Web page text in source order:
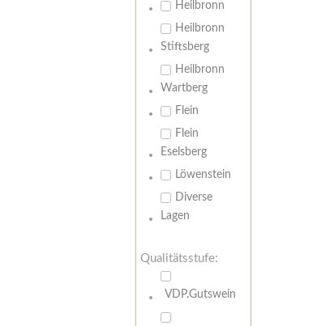
Heilbronn
Heilbronn
Stiftsberg
Heilbronn
Wartberg
Flein
Flein
Eselsberg
Löwenstein
Diverse
Lagen
Qualitätsstufe:
VDP.Gutswein